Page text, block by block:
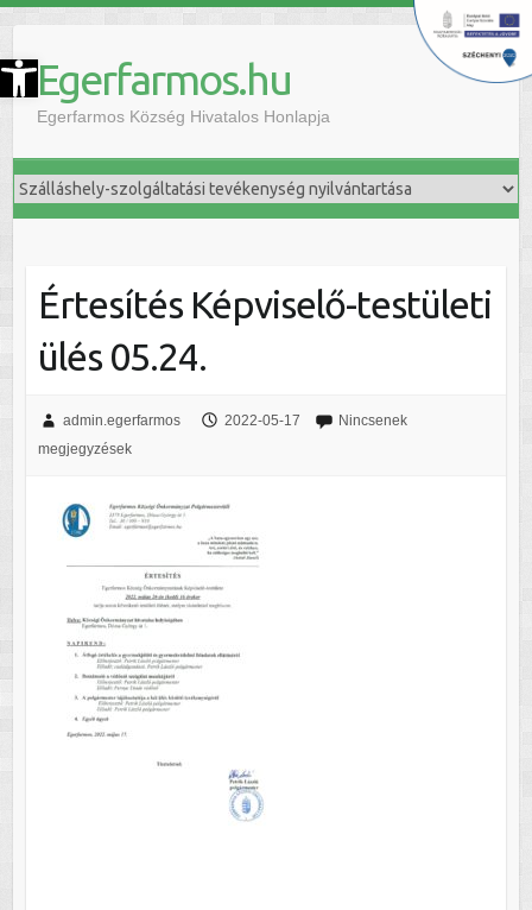
Eszköztár megnyitása Egerfarmos.hu
Egerfarmos Község Hivatalos Honlapja
Értesítés Képviselő-testületi
ülés 05.24.
admin.egerfarmos 2022-05-17
Nincsenek
megjegyzések